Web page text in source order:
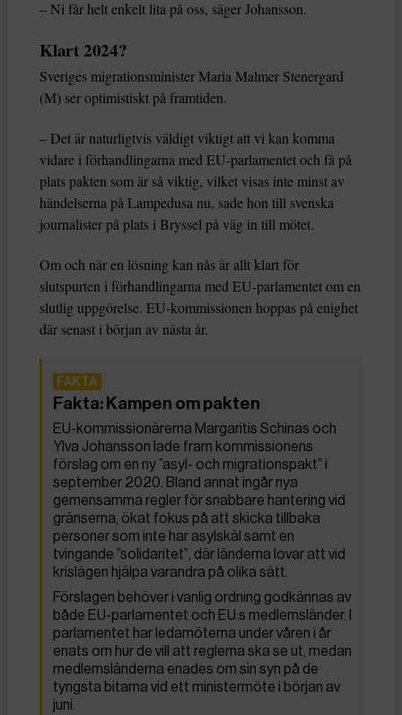
– Ni får helt enkelt lita på oss, säger Johansson.
Klart 2024?
Sveriges migrationsminister Maria Malmer Stenergard
(M) ser optimistiskt på framtiden.
– Det är naturligtvis väldigt viktigt att vi kan komma
vidare i förhandlingarna med EU-parlamentet och få på
plats pakten som är så viktig, vilket visas inte minst av
händelserna på Lampedusa nu, sade hon till svenska
journalister på plats i Bryssel på väg in till mötet.
Om och när en lösning kan nås är allt klart för
slutspurten i förhandlingarna med EU-parlamentet om en
slutlig uppgörelse. EU-kommissionen hoppas på enighet
där senast i början av nästa år.
Fakta: Kampen om pakten
EU-kommissionärerna Margaritis Schinas och
Ylva Johansson lade fram kommissionens
förslag om en ny ”asyl- och migrationspakt” i
september 2020. Bland annat ingår nya
gemensamma regler för snabbare hantering vid
gränserna, ökat fokus på att skicka tillbaka
personer som inte har asylskäl samt en
tvingande ”solidaritet”, där länderna lovar att vid
krislägen hjälpa varandra på olika sätt.
Förslagen behöver i vanlig ordning godkännas av
både EU-parlamentet och EU:s medlemsländer. I
parlamentet har ledamöterna under våren i år
enats om hur de vill att reglerna ska se ut, medan
medlemsländerna enades om sin syn på de
tyngsta bitarna vid ett ministermöte i början av
juni.